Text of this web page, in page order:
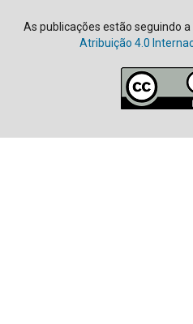
As publicações estão seguindo a
Atribuição 4.0